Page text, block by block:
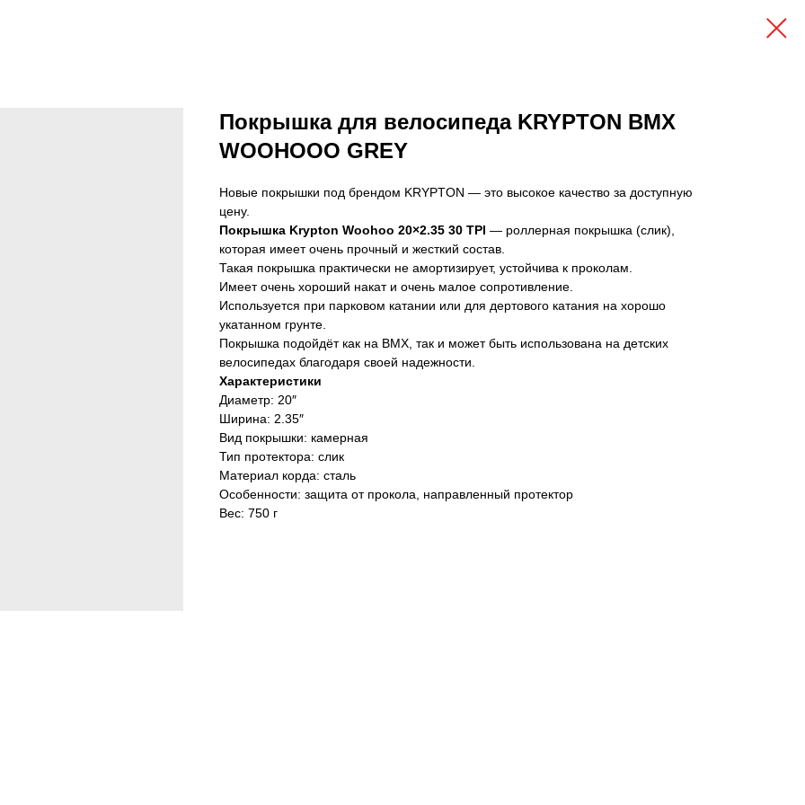
Покрышка для велосипеда KRYPTON BMX
WOOHOOO GREY
Новые покрышки под брендом KRYPTON — это высокое качество за доступную
цену.
Покрышка Krypton Woohoo 20×2.35 30 TPI — роллерная покрышка (слик),
которая имеет очень прочный и жесткий состав.
Такая покрышка практически не амортизирует, устойчива к проколам.
Имеет очень хороший накат и очень малое сопротивление.
Используется при парковом катании или для дертового катания на хорошо
укатанном грунте.
Покрышка подойдёт как на BMX, так и может быть использована на детских
велосипедах благодаря своей надежности.
Характеристики
Диаметр: 20″
Ширина: 2.35″
Вид покрышки: камерная
Тип протектора: слик
Материал корда: сталь
Особенности: защита от прокола, направленный протектор
Вес: 750 г